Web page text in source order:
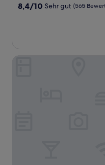
8.4
Bewertungen)
8,4/10 Sehr gut (565